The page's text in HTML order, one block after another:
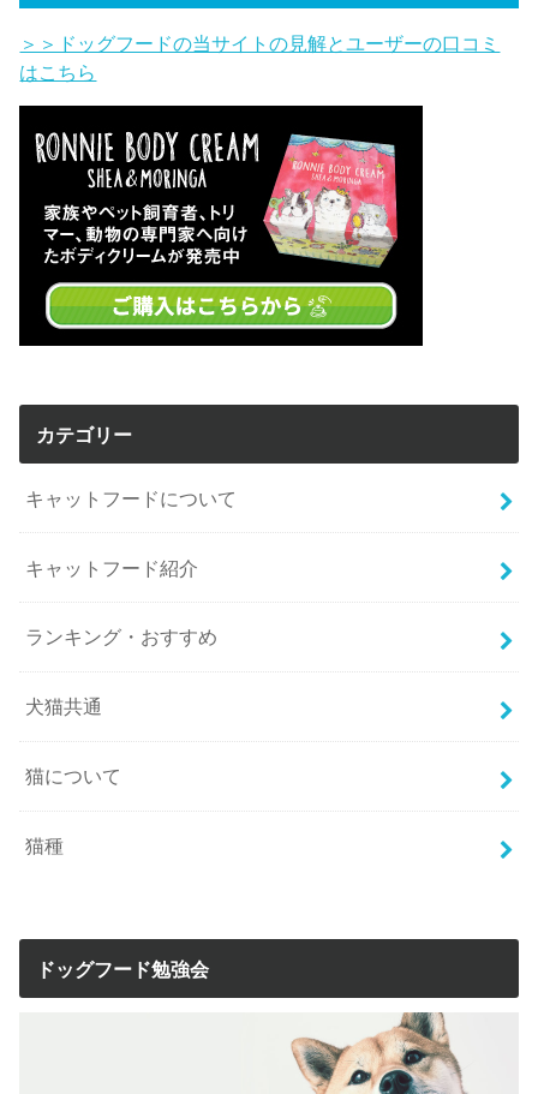
＞＞ドッグフードの当サイトの見解とユーザーの口コミ
はこちら
カテゴリー
キャットフードについて
キャットフード紹介
ランキング・おすすめ
犬猫共通
猫について
猫種
ドッグフード勉強会